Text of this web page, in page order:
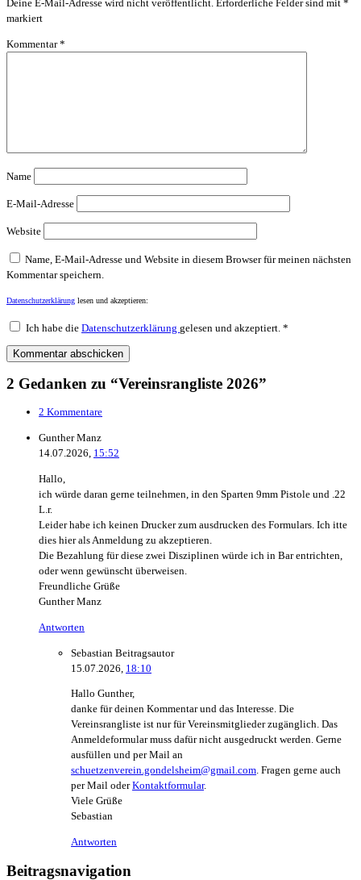
Deine E-Mail-Adresse wird nicht veröffentlicht. Erforderliche Felder sind mit *
markiert
Kommentar*
Name
E-Mail-Adresse
Website
Name, E-Mail-Adresse und Website in diesem Browser für meinen nächsten
Kommentar speichern.
Datenschutzerklärung lesen und akzeptieren:
Ich habe die Datenschutzerklärung gelesen und akzeptiert. *
2 Gedanken zu “Vereinsrangliste 2026”
2 Kommentare
Gunther Manz
14.07.2026, 15:52
Hallo,
ich würde daran gerne teilnehmen, in den Sparten 9mm Pistole und .22
L.r.
Leider habe ich keinen Drucker zum ausdrucken des Formulars. Ich itte
dies hier als Anmeldung zu akzeptieren.
Die Bezahlung für diese zwei Disziplinen würde ich in Bar entrichten,
oder wenn gewünscht überweisen.
Freundliche Grüße
Gunther Manz
Antworten
Sebastian Beitragsautor
15.07.2026, 18:10
Hallo Gunther,
danke für deinen Kommentar und das Interesse. Die
Vereinsrangliste ist nur für Vereinsmitglieder zugänglich. Das
Anmeldeformular muss dafür nicht ausgedruckt werden. Gerne
ausfüllen und per Mail an
schuetzenverein.gondelsheim@gmail.com. Fragen gerne auch
per Mail oderKontaktformular.
Viele Grüße
Sebastian
Antworten
Beitragsnavigation